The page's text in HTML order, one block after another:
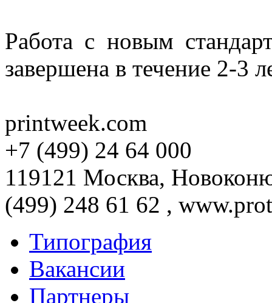
Работа с новым
завершена в течение 2-3
printweek.com
+7 (499) 24 64 000
119121 Москва,
(499) 248 61 62 ,
Типография
Вакансии
Партнеры